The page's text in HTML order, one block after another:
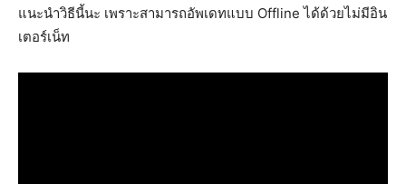
แนะนำวิธีนี้นะ เพราะสามารถอัพเดทแบบ Offline ได้ด้วยไม่มีอิน
เตอร์เน็ท